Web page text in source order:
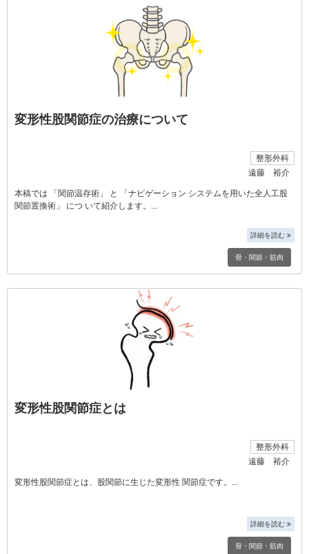
変形性股関節症の治療について
整形外科
遠藤 裕介
本稿では 「関節温存術」 と 「ナビゲーション システムを用いた全人工股
関節置換術」 につ いて紹介します。
詳細を読む
骨・関節・筋肉
変形性股関節症とは
整形外科
遠藤 裕介
変形性股関節症とは、股関節に生じた変形性 関節症です。
詳細を読む
骨・関節・筋肉